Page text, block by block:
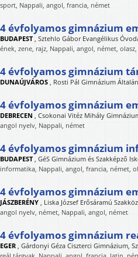
sport, Nappali, angol, francia, német
4 évfolyamos gimnázium
BUDAPEST, Sztehlo Gábor Evangélikus
ének, zene, rajz, Nappali, angol, német,
4 évfolyamos gimnázium
DUNAÚJVÁROS , Rosti Pál Gimnázium
4 évfolyamos gimnázium
DEBRECEN , Csokonai Vitéz Mihály
angol nyelv, Nappali, német
4 évfolyamos gimnázium
BUDAPEST, GéS Gimnázium és Szakképző
informatika, Nappali, angol, francia, német,
4 évfolyamos gimnázium
JÁSZBERÉNY , Liska József Erősáramú
angol nyelv, német, Nappali, angol, német
4 évfolyamos gimnázium
EGER , Gárdonyi Géza Ciszterci Gimnázium,